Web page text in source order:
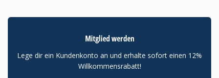
Mitglied werden
Lege dir ein Kundenkonto an und erhalte sofort einen 12%
Willkommensrabatt!